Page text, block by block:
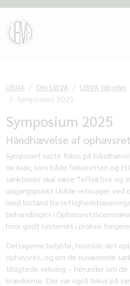
UBVA Om UBVA UBVA tilbyder
Symposium 2025
Symposium 2025
Håndhævelse af
Symposiet satte fokus på
de krav, som både folkeretten og
sanktioner skal være ”effektive og
udgangspunkt i både retssager ved
med bistand fra
behandlingen i
hvor godt systemet i praksis
Deltagerne belyste, hvordan det
ophavsret, og om de nuværende
tilsigtede virkning – herunder om
krænkerne. Der var også fokus på